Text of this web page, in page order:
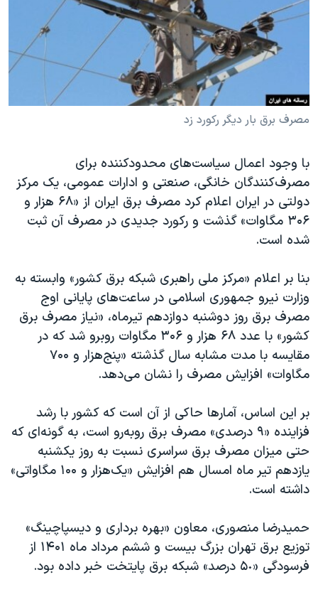
فرهنگ و زندگی
حقوق شهروندی
اقتصادی
اسرائیل در جنگ
آرشیو پخش زنده
مستندها
انتخابات ریاست جمهوری آمریکا ۲۰۲۴
حمله جمهوری اسلامی به اسرائیل
ورزش زنان در ایران
مجموعه مستندهای دادخواهی
تریبونال مردمی آبان ۹۸
دادگاه حمید نوری
چهل سال گروگان‌گیری
اعتراضات مردمی آبان ۹۸
اسرائیل در جنگ
نرگس محمدی برنده جایزه نوبل صلح
همایش محافظه‌کاران آمریکا «سی‌پک»
سفر پرزیدنت ترامپ به چین
دنبال کنید
زبانهای مختلف
مصرف برق بار دیگر رکورد زد
با وجود اعمال سیاست‌های محدودکننده برای
مصرف‌کنندگان خانگی، صنعتی و ادارات عمومی، یک مرکز
دولتی در ایران اعلام کرد مصرف برق ایران از «۶۸ هزار و
۳۰۶ مگاوات» گذشت و رکورد جدیدی در مصرف آن ثبت
شده است.
بنا بر اعلام «مرکز ملی راهبری شبکه برق کشور» وابسته به
وزارت نیرو جمهوری اسلامی در ساعت‌های پایانی اوج
مصرف برق روز دوشنبه دوازدهم تیرماه، «نیاز مصرف برق
کشور» با عدد ۶۸ هزار و ۳۰۶ مگاوات روبرو شد که در
مقایسه با مدت مشابه سال گذشته «پنج‌هزار و ۷۰۰
مگاوات» افزایش مصرف را نشان می‌دهد.
بر این اساس، آمارها حاکی از آن است که کشور با رشد
فزاینده «۹ درصدی» مصرف برق روبه‌رو است، به گونه‌ای که
حتی میزان مصرف برق سراسری نسبت به روز یکشنبه
یازدهم تیر ماه امسال هم افزایش «یک‌هزار و ۱۰۰ مگاواتی»
داشته است.
حمیدرضا منصوری، معاون «بهره برداری و دیسپاچینگ»
توزیع برق تهران بزرگ بیست و ششم مرداد ماه ۱۴۰۱ از
فرسودگی «۵٠ درصد» شبکه برق پایتخت خبر داده بود.